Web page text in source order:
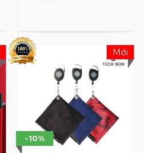
-10%
Mới